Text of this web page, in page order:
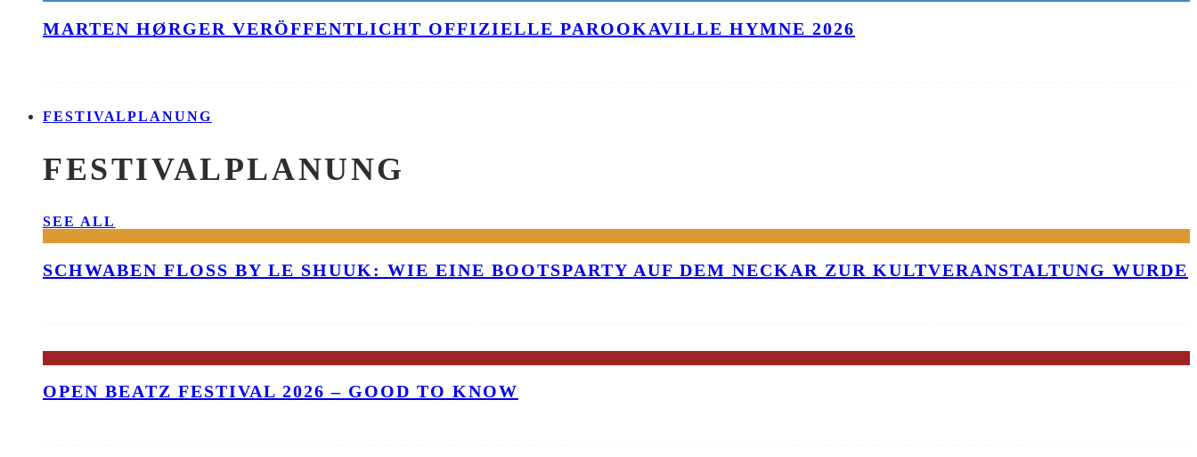
MARTEN HØRGER VERÖFFENTLICHT OFFIZIELLE PAROOKAVILLE HYMNE 2026
FESTIVALPLANUNG
FESTIVALPLANUNG
SEE ALL
SCHWABEN FLOSS BY LE SHUUK: WIE EINE BOOTSPARTY AUF DEM NECKAR ZUR KULTVERANSTALTUNG WURDE
OPEN BEATZ FESTIVAL 2026 – GOOD TO KNOW